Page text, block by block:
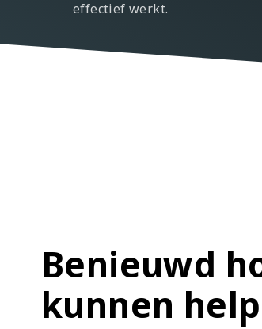
effectief werkt.
Benieuwd
kunnen